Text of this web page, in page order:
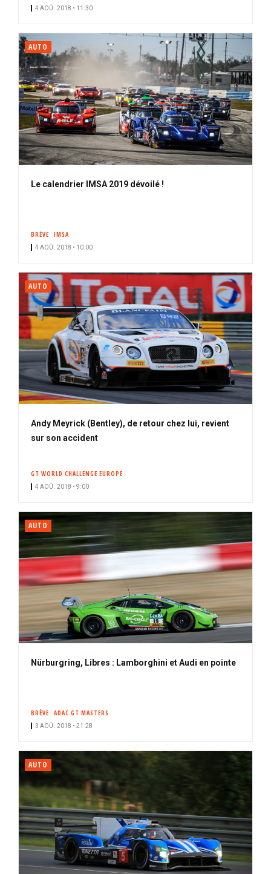
4 AOÛ. 2018 • 11:30
AUTO
Le calendrier IMSA 2019 dévoilé !
BRÈVE IMSA
4 AOÛ. 2018 • 10:00
AUTO
Andy Meyrick (Bentley), de retour chez lui, revient
sur son accident
GT WORLD CHALLENGE EUROPE
4 AOÛ. 2018 • 9:00
AUTO
Nürburgring, Libres : Lamborghini et Audi en pointe
BRÈVE ADAC GT MASTERS
3 AOÛ. 2018 • 21:28
AUTO